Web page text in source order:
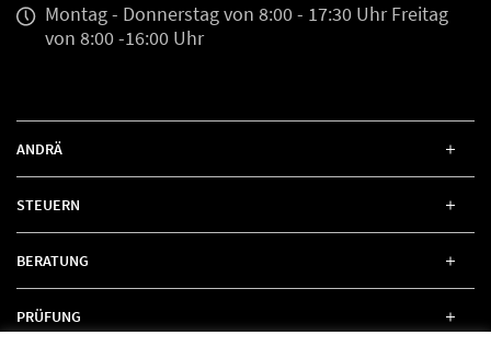
Montag - Donnerstagvon 8:00 - 17:30 UhrFreitag
von 8:00 -16:00 Uhr
ANDRÄ
STEUERN
BERATUNG
PRÜFUNG